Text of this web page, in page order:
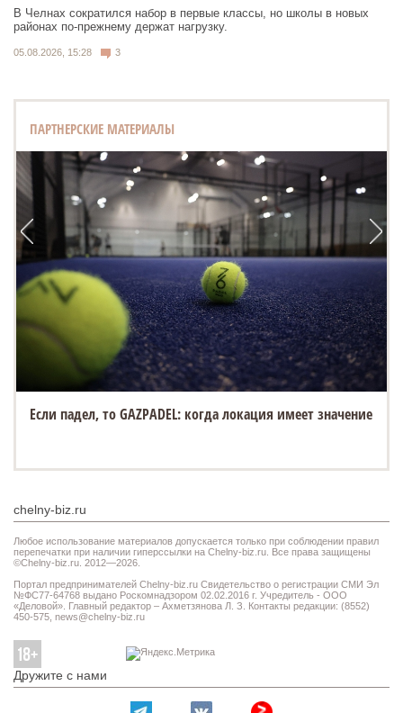
В Челнах сократился набор в первые классы, но школы в новых
районах по-прежнему держат нагрузку.
05.08.2026, 15:28 3
ПАРТНЕРСКИЕ МАТЕРИАЛЫ
Если падел, то GAZPADEL: когда локация имеет значение
chelny-biz.ru
Любое использование материалов допускается только при соблюдении правил
перепечатки при наличии гиперссылки на Chelny-biz.ru. Все права защищены
©Chelny-biz.ru. 2012—2026.
Портал предпринимателей Chelny-biz.ru Свидетельство о регистрации СМИ Эл
№ФС77-64768 выдано Роскомнадзором 02.02.2016 г. Учредитель - ООО
«Деловой». Главный редактор – Ахметзянова Л. З. Контакты редакции: (8552)
450-575, news@chelny-biz.ru
Дружите с нами